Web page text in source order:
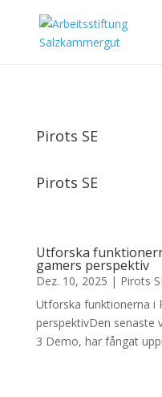
Pirots SE
Pirots SE
Utforska
gamers perspektiv
Dez. 10, 2025 | Pirots
Utforska funktionerna i
perspektivDen senaste
3 Demo, har fångat